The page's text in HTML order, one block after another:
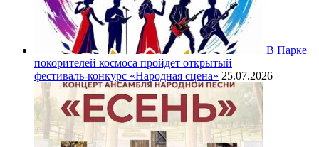
В Парке
покорителей космоса пройдет открытый
фестиваль‑конкурс «Народная сцена» 25.07.2026